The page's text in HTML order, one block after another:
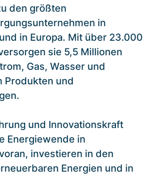
den größten
in
in Europa. Mit über 23.000
sie 5,5 Millionen
Gas, Wasser und
Produkten und
und Innovationskraft
Energiewende in
investieren in den
Energien und in